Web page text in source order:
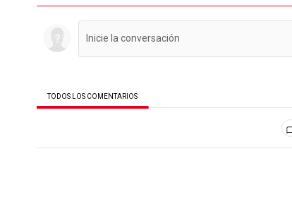
TODOS LOS COMENTARIOS